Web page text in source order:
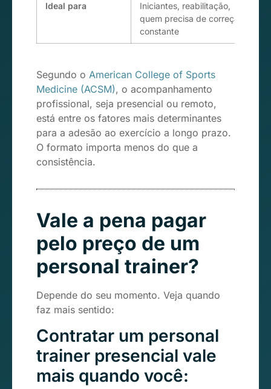
Ideal para
Iniciantes, reabilitação,
quem precisa de correção
constante
Segundo o American College of Sports
Medicine (ACSM), o acompanhamento
profissional, seja presencial ou remoto,
está entre os fatores mais determinantes
para a adesão ao exercício a longo prazo.
O formato importa menos do que a
consistência.
Vale a pena pagar
pelo preço de um
personal trainer?
Depende do seu momento. Veja quando
faz mais sentido:
Contratar um personal
trainer presencial vale
mais quando você: